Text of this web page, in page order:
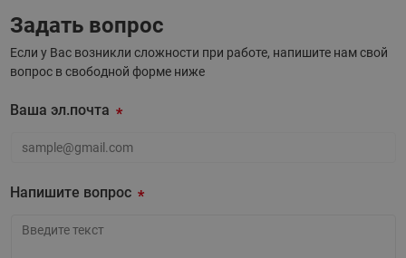
Задать вопрос
Если у Вас возникли сложности при работе, напишите нам свой
вопрос в свободной форме ниже
Ваша эл.почта
Напишите вопрос